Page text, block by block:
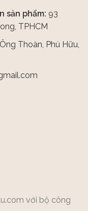
sản phẩm: 93
TPHCM
Thoàn, Phú Hữu,